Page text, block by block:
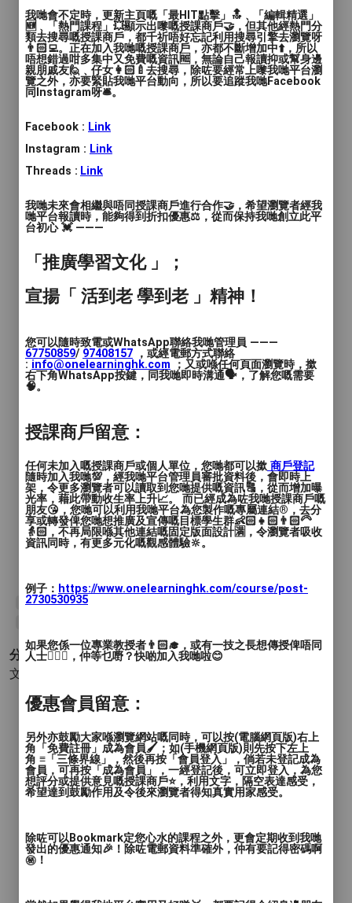
價錢: 個別查詢
服務地區: 觀塘區
能量觸療 - 體驗初階課程
既實用又易學既身心靈課程，繼續與大家分
享。
肉等痛症、皮膚、五臟六腑不適等等問題亦
相繼出現，學返一樣好實用，隨時可以為自
易幫到人既技巧，畢生受用。 保健之餘，
亦能治癒調和情緒，如抑鬱、驚恐症等等。
員上課更周全。
唔知觸療係乜嘢？唔知好正常。 都唔知有
幾神奇？ 有咁既諗法都好正常。
因為觸療唔係有咩咁神奇，只係用對手，運
實用既自然療法, 而唔係虛無飄渺地在變法
術。詳細啲講就係透過頻律振動及能量輸
送，利用人體體內的能量調節，加以調正配
合，運用自然規律，提醒內在器官循環系統
的正常運作，強化臟腑功能， 提升氣血，
#能量觸療 #能量觸療實用工作坊
分類 :
文化宗教身心靈 - 其他(身心靈)
我哋會不定時，更新主頁嘅「最HIT點擊」🔝﹑「編輯精選」
🆕﹑「熱門課程」💥顯示出嚟嘅授課商戶🤝，但其他經熱門分
類去搜尋嘅授課商戶，都千祈唔好忘記利用搜尋引擎去瀏覽呀
👨🏻‍💻。正在加入我哋嘅授課商戶，亦都不斷增加中⬆️，所以
唔想錯過咁多集中又免費嘅資訊🆓，無論自己報讀抑或幫身邊
親朋戚友🙋﹑仔女👩🏻‍🍼去搜尋，除咗要經常上嚟我哋平台瀏
覽之外，亦要緊貼我哋平台動向，所以要追蹤我哋Facebook
同Instagram呀🛎️。
Facebook : Link
Instagram : Link
Threads : Link
我哋未來會相繼與唔同授課商戶進行合作🤝，希望瀏覽者經我
哋平台報讀時，能夠得到折扣優惠⚖️，從而保持我哋創立此平
台初心 💓 ———
「推廣學習文化 」；
宣揚「 活到老 學到老 」精神！
您可以隨時致電或WhatsApp聯絡我哋管理員 ———
67750859/ 97408157 ，或經電郵方式聯絡
: info@onelearninghk.com ；又或喺任何頁面瀏覽時，撳
右下角WhatsApp按鍵，同我哋即時溝通🗣️，了解您嘅需要
🧠。
授課商戶留意：
任何未加入嘅授課商戶或個人單位，您哋都可以撳 商戶登記
隨時加入我哋💯，經我哋平台管理員審批資料後，會即時上
架，令更多瀏覽者可以讀取到您哋提供嘅資訊🔠，從而增加曝
光率，藉此帶動收生率上升📈。 而已經成為咗我哋授課商戶嘅
朋友😘，您哋可以利用我哋平台為您製作嘅專屬連結®️，去分
享或轉發俾您哋想推廣及宣傳嘅目標學生群👶🏻👧🏻👨🏻‍🦳
👵🏻，不再局限喺其他連結嘅固定版面設計🈵，令瀏覽者吸收
資訊同時，有更多元化嘅觀感體驗🔆。
例子： https://www.onelearninghk.com/course/post-
2730530935
如果您係一位專業教授者👨🏻‍🎓，或有一技之長想傳授俾唔同
人士🙋🏻‍♂️，仲等乜嘢？快啲加入我哋啦😊
優惠會員留意：
另外亦鼓勵大家喺瀏覽網站嘅同時，可以按(電腦網頁版)右上
角「免費註冊」成為會員🖌️；如(手機網頁版)則先按下左上
角 ≡「三條界線」，然後再按「會員登入」，倘若未登記成為
會員，可再按「成為會員」，一經登記後，可立即登入，為您
想評分或提供意見嘅授課商戶⭐️，利用文字，隔空表達感受，
希望達到鼓勵作用及令後來瀏覽者得知真實用家感受。
除咗可以Bookmark定您心水的課程之外，更會定期收到我哋
發出的優惠通知🎉！除咗電郵資料準確外，仲有要記得密碼啊
㊙️！